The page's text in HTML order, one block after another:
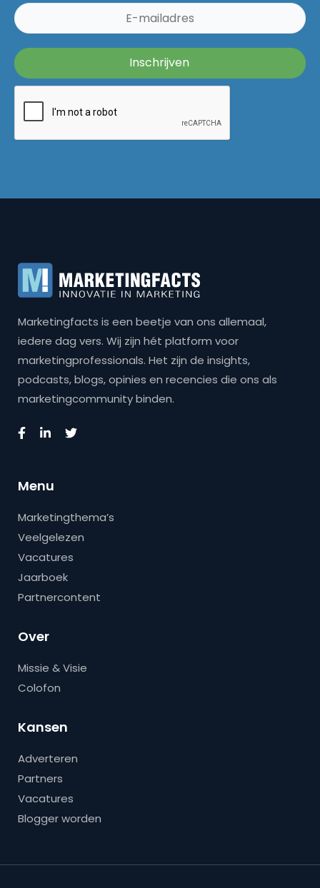
Marketingfacts is een beetje van ons allemaal,
iedere dag vers. Wij zijn hét platform voor
marketingprofessionals. Het zijn de insights,
podcasts, blogs, opinies en recencies die ons als
marketingcommunity binden.
Menu
Marketingthema’s
Veelgelezen
Vacatures
Jaarboek
Partnercontent
Over
Missie & Visie
Colofon
Kansen
Adverteren
Partners
Vacatures
Blogger worden